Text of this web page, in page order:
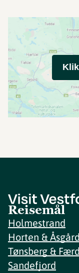
Reisemål
Holmestrand
Horten &
Tønsberg &
Sandefjord